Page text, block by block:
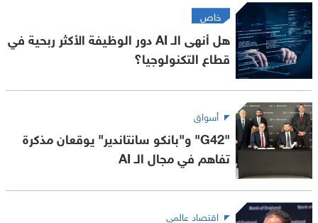
خاص
هل أنهى الـ AI دور الوظيفة الأكثر ربحية في
قطاع التكنولوجيا؟
أسواق
"G42" و"بانكو سانتاندير" يوقعان مذكرة
تفاهم في مجال الـ AI
اقتصاد عالمي